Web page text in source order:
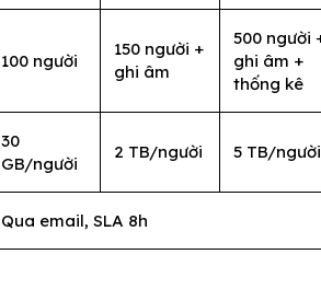
100 người
150 người +
ghi âm
500 người
ghi âm +
thống kê
30
GB/người
2 TB/người 5 TB/người
Qua email, SLA 8h